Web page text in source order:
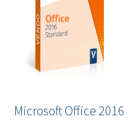
Microsoft Office 2016